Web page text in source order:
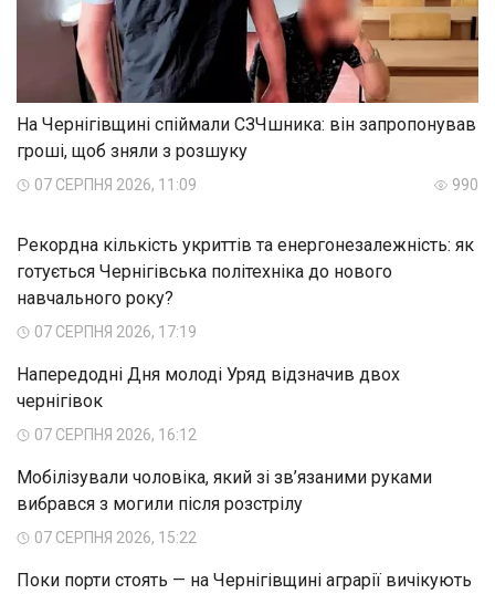
На Чернігівщині спіймали СЗЧшника: він запропонував
гроші, щоб зняли з розшуку
07 СЕРПНЯ 2026, 11:09 990
Рекордна кількість укриттів та енергонезалежність: як
готується Чернігівська політехніка до нового
навчального року?
07 СЕРПНЯ 2026, 17:19
Напередодні Дня молоді Уряд відзначив двох
чернігівок
07 СЕРПНЯ 2026, 16:12
Мобілізували чоловіка, який зі зв’язаними руками
вибрався з могили після розстрілу
07 СЕРПНЯ 2026, 15:22
Поки порти стоять — на Чернігівщині аграрії вичікують